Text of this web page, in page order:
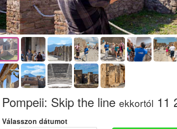
Pompeii: Skip the line ekkortól 11
Válasszon dátumot